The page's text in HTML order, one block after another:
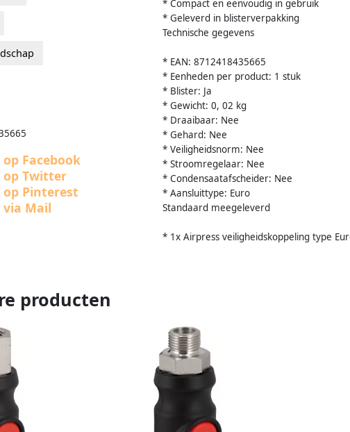
* Compact en eenvoudig in gebruik
* Geleverd in blisterverpakking
Technische gegevens
* EAN: 8712418435665
* Eenheden per product: 1 stuk
* Blister: Ja
* Gewicht: 0, 02 kg
* Draaibaar: Nee
* Gehard: Nee
* Veiligheidsnorm: Nee
* Stroomregelaar: Nee
* Condensaatafscheider: Nee
* Aansluittype: Euro
Standaard meegeleverd
* 1x Airpress veiligheidskoppeling type
producten